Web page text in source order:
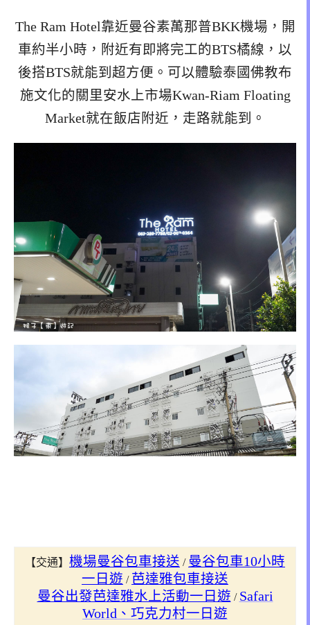
The Ram Hotel靠近曼谷素萬那普BKK機場，開
車約半小時，附近有即將完工的BTS橘線，以
後搭BTS就能到超方便。可以體驗泰國佛教布
施文化的關里安水上市場Kwan-Riam Floating
Market就在飯店附近，走路就能到。
【交通】 機場曼谷包車接送 / 曼谷包車10小時
一日遊 / 芭達雅包車接送
曼谷出發芭達雅水上活動一日遊 / Safari
World、巧克力村一日遊